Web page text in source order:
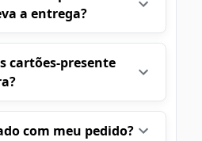
a entrega?
cartões-presente
com meu pedido?